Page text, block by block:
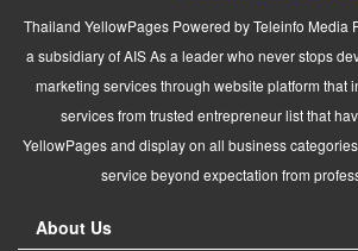
Thailand YellowPages Powered by Teleinfo Media
a subsidiary of AIS As a leader who never stops
marketing services through website platform that
services from trusted entrepreneur list that
YellowPages and display on all business
service beyond expectation from
About Us